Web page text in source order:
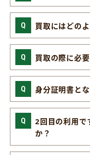
買取にはどの
買取の際に必
身分証明書と
2回目の利用で
か？